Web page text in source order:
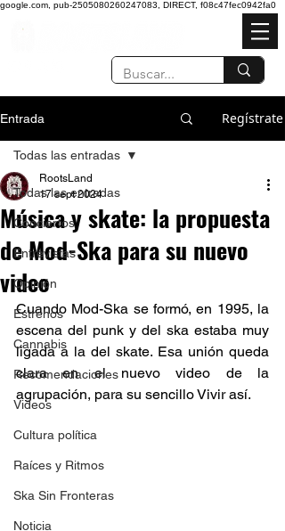
google.com, pub-2505080260247083, DIRECT, f08c47fec0942fa0
Entrada Regístrate
Todas las entradas
Conciertos
Entrevistas
Opinión
Estrenos
Cannabis
Recomendaciones
Videos
Cultura política
Raíces y Ritmos
Ska Sin Fronteras
Noticia
Todas las entradas
Música y skate: la propuesta
de Mod-Ska para su nuevo
video
RootsLand
17 sept 2024
Cuando Mod-Ska se formó, en 1995, la
escena del punk y del ska estaba muy
ligada a la del skate. Esa unión queda
clara en el nuevo video de la
agrupación, para su sencillo Vivir así.